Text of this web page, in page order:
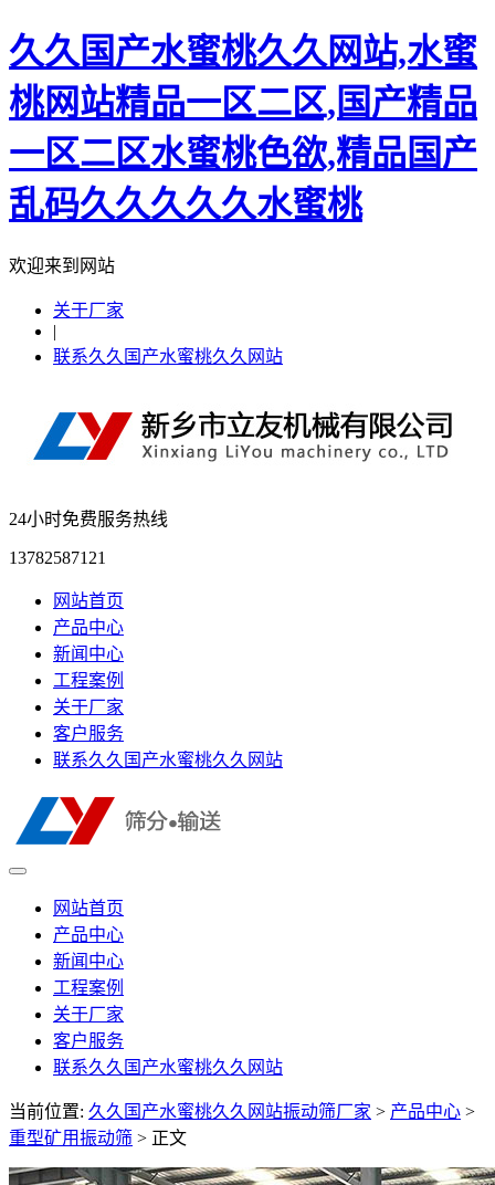
久久国产水蜜桃久久网站,水蜜
桃网站精品一区二区,国产精品
一区二区水蜜桃色欲,精品国产
乱码久久久久久水蜜桃
欢迎来到网站
关于厂家
|
联系久久国产水蜜桃久久网站
24小时免费服务热线
13782587121
网站首页
产品中心
新闻中心
工程案例
关于厂家
客户服务
联系久久国产水蜜桃久久网站
网站首页
产品中心
新闻中心
工程案例
关于厂家
客户服务
联系久久国产水蜜桃久久网站
当前位置: 久久国产水蜜桃久久网站振动筛厂家 > 产品中心 >
重型矿用振动筛 > 正文